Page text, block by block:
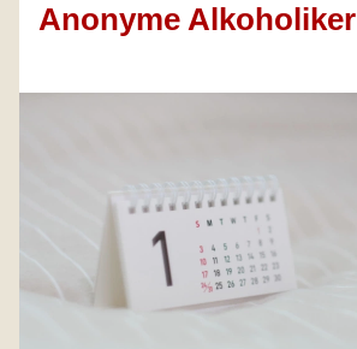
Anonyme Alkoholiker